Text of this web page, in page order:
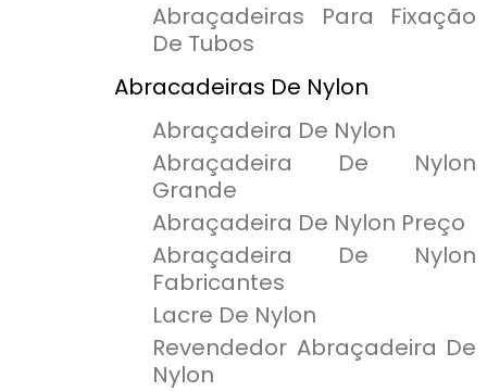
Abraçadeiras Para Fixação
De Tubos
Abracadeiras De Nylon
Abraçadeira De Nylon
Abraçadeira De Nylon
Grande
Abraçadeira De Nylon Preço
Abraçadeira De Nylon
Fabricantes
Lacre De Nylon
Revendedor Abraçadeira De
Nylon